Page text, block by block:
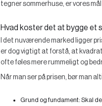
tegner sommerhuse, er vores
Hvad koster det at bygge et
I det nuværende marked ligger
er dog vigtigt at forstå, at
ofte føles mere rummeligt og
Når man ser på prisen, bør man
Grund og fundament: Skal